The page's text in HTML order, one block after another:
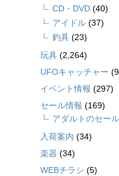
CD・DVD (40)
アイドル (37)
釣具 (23)
玩具 (2,264)
UFOキャッチャー
イベント情報 (297)
セール情報 (169)
アダルトのセー
入荷案内 (34)
楽器 (34)
WEBチラシ (5)